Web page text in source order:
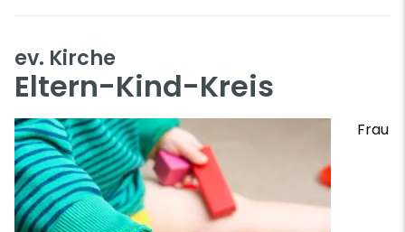
ev. Kirche
Eltern-Kind-Kreis
Frau